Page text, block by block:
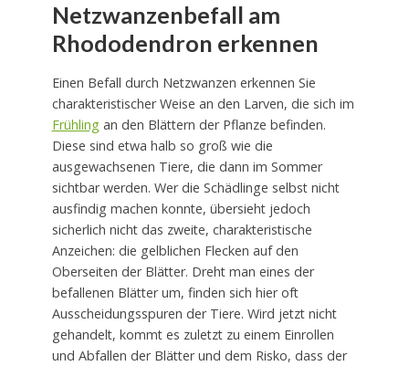
Netzwanzenbefall am
Rhododendron erkennen
Einen Befall durch Netzwanzen erkennen Sie
charakteristischer Weise an den Larven, die sich im
Frühlingan den Blättern der Pflanze befinden.
Diese sind etwa halb so groß wie die
ausgewachsenen Tiere, die dann im Sommer
sichtbar werden. Wer die Schädlinge selbst nicht
ausfindig machen konnte, übersieht jedoch
sicherlich nicht das zweite, charakteristische
Anzeichen: die gelblichen Flecken auf den
Oberseiten der Blätter. Dreht man eines der
befallenen Blätter um, finden sich hier oft
Ausscheidungsspuren der Tiere. Wird jetzt nicht
gehandelt, kommt es zuletzt zu einem Einrollen
und Abfallen der Blätter und dem Risko, dass der